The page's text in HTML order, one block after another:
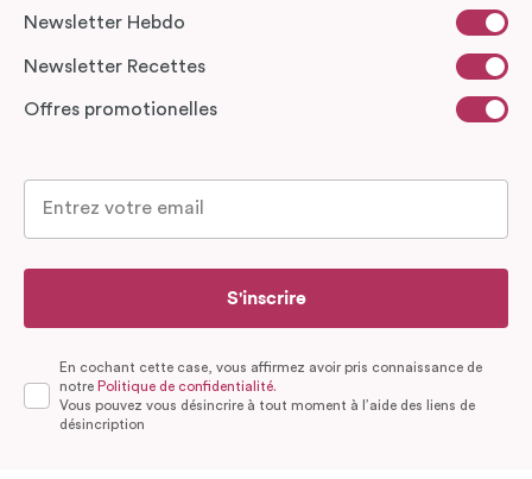
Newsletter Hebdo
Newsletter Recettes
Offres promotionelles
S'inscrire
En cochant cette case, vous affirmez avoir pris connaissance de
notre Politique de confidentialité.
Vous pouvez vous désincrire à tout moment à l’aide des liens de
désincription